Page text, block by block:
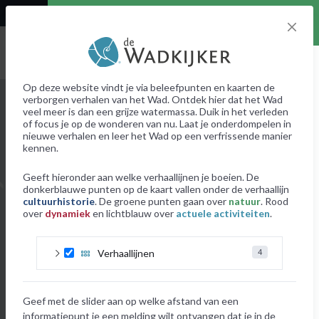
+
–
info over verhaallijn
info over informatie- en
info over kaarten
Op deze website vindt je via beleefpunten en kaarten de
verborgen verhalen van het Wad. Ontdek hier dat het Wad
veel meer is dan een grijze watermassa. Duik in het verleden
of focus je op de wonderen van nu. Laat je onderdompelen in
nieuwe verhalen en leer het Wad op een verfrissende manier
kennen.
Geeft hieronder aan welke verhaallijnen je boeien. De
donkerblauwe punten op de kaart vallen onder de verhaallijn
cultuurhistorie. De groene punten gaan over natuur. Rood
over dynamieken lichtblauw over actuele activiteiten.
Verhaallijnen 4
Geef met de slider aan op welke afstand van een
informatiepunt je een melding wilt ontvangen dat je in de
Natuur
een planten loze vlakte. Als je beter kijkt zijn er heel
veel microscopische algen aanwezig die samen met
informatie- en beleefpunten
kaarten